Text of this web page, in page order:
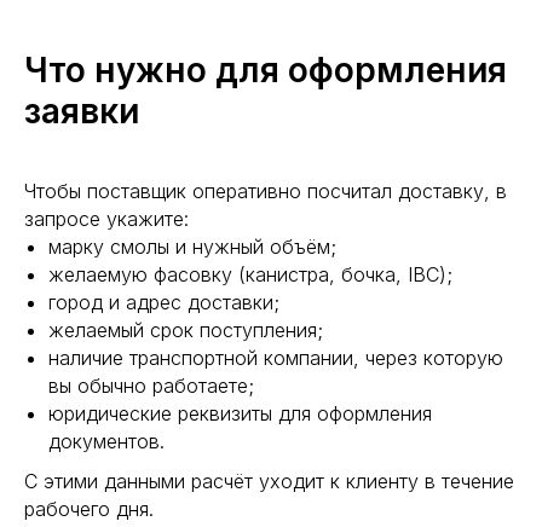
Что нужно для оформления
заявки
Чтобы поставщик оперативно посчитал доставку, в
запросе укажите:
марку смолы и нужный объём;
желаемую фасовку (канистра, бочка, IBC);
город и адрес доставки;
желаемый срок поступления;
наличие транспортной компании, через которую
вы обычно работаете;
юридические реквизиты для оформления
документов.
С этими данными расчёт уходит к клиенту в течение
рабочего дня.